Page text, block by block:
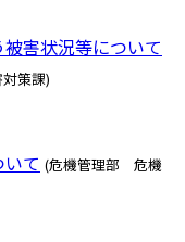
害状況等について
策課)
て (危機管理部 危機